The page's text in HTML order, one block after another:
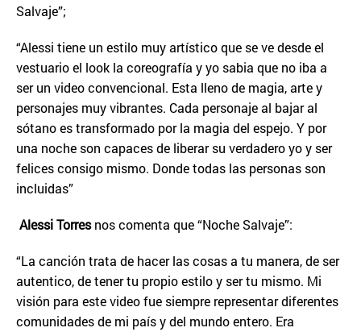
Salvaje”;
“Alessi tiene un estilo muy artístico que se ve desde el
vestuario el look la coreografía y yo sabia que no iba a
ser un video convencional. Esta lleno de magia, arte y
personajes muy vibrantes. Cada personaje al bajar al
sótano es transformado por la magia del espejo. Y por
una noche son capaces de liberar su verdadero yo y ser
felices consigo mismo. Donde todas las personas son
incluidas”
Alessi Torresnos comenta que “Noche Salvaje”:
“La canción trata de hacer las cosas a tu manera, de ser
autentico, de tener tu propio estilo y ser tu mismo. Mi
visión para este video fue siempre representar diferentes
comunidades de mi país y del mundo entero. Era